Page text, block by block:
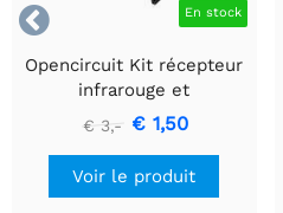
 En stock
Opencircuit Kit récepteur
infrarouge et
télécommande
€ 3,- € 1,50
Voir le produit